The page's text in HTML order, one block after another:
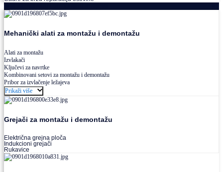
Mehanički alati za montažu i demontažu
Alati za montažu
Izvlakači
Ključevi za navrtke
Kombinovani setovi za montažu i demontažu
Pribor za izvlačenje ležajeva
Prikaži više
Grejači za montažu i demontažu
Električna grejna ploča
Indukcioni grejači
Rukavice